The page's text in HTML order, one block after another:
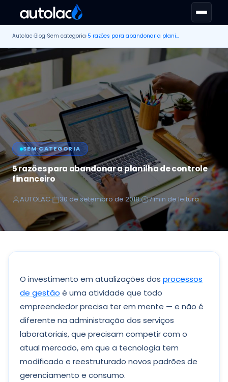
Autolac›Blog›Sem categoria› 5 razões para abandonar a planilha de controle financeiro
SEM CATEGORIA
5 razões para abandonar a planilha de controle
financeiro
AUTOLAC 30 de setembro de 2018 7 min de leitura
O investimento em atualizações dos processos
de gestão é uma atividade que todo
empreendedor precisa ter em mente — e não é
diferente na administração dos serviços
laboratoriais, que precisam competir com o
atual mercado, em que a tecnologia tem
modificado e reestruturado novos padrões de
gerenciamento e consumo.